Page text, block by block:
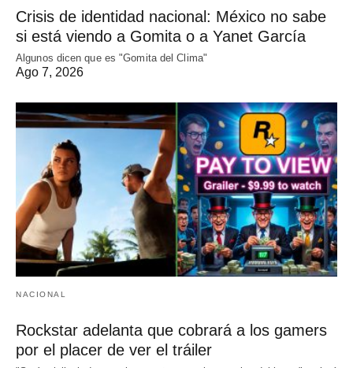
Crisis de identidad nacional: México no sabe
si está viendo a Gomita o a Yanet García
Algunos dicen que es "Gomita del Clima"
Ago 7, 2026
NACIONAL
Rockstar adelanta que cobrará a los gamers
por el placer de ver el tráiler